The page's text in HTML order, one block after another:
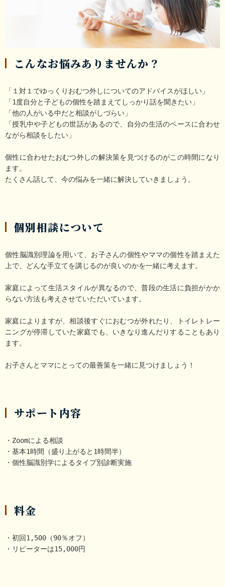
こんなお悩みありませんか？
「１対１でゆっくりおむつ外しについてのアドバイスがほしい」
「1度自分と子どもの個性を踏まえてしっかり話を聞きたい」
「他の人がいる中だと相談がしづらい」
「授乳中や子どもの世話があるので、自分の生活のペースに合わせ
ながら相談をしたい」
個性に合わせたおむつ外しの解決策を見つけるのがこの時間になり
ます。
たくさん話して、今の悩みを一緒に解決していきましょう。
個別相談について
個性脳識別理論を用いて、お子さんの個性やママの個性を踏まえた
上で、どんな手立てを講じるのが良いのかを一緒に考えます。
家庭によって生活スタイルが異なるので、普段の生活に負担がかか
らない方法も考えさせていただいています。
家庭によりますが、相談後すぐにおむつが外れたり、トイレトレー
ニングが停滞していた家庭でも、いきなり進んだりすることもあり
ます。
お子さんとママにとっての最善策を一緒に見つけましょう！
サポート内容
・Zoomによる相談
・基本1時間（盛り上がると1時間半）
料金
・初回1,500（90％オフ）